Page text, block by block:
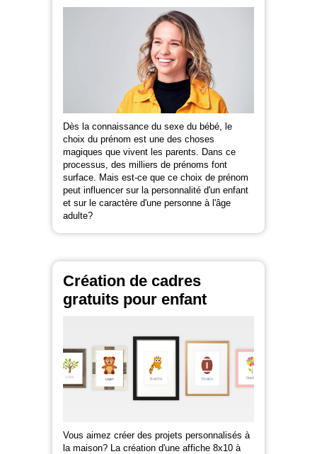
Dès la connaissance du sexe du bébé, le
choix du prénom est une des choses
magiques que vivent les parents. Dans ce
processus, des milliers de prénoms font
surface. Mais est-ce que ce choix de prénom
peut influencer sur la personnalité d'un enfant
et sur le caractère d'une personne à l'âge
adulte?
Création de cadres
gratuits pour enfant
Vous aimez créer des projets personnalisés à
la maison? La création d'une affiche 8x10 à